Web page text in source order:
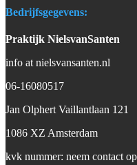
Bedrijfsgegevens:
Praktijk NielsvanSanten
info at nielsvansanten.nl
06-16080517
Jan Olphert Vaillantlaan 121
1086 XZ Amsterdam
kvk nummer: neem contact op